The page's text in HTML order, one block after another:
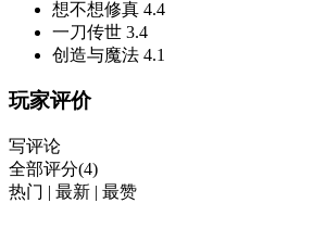
想不想修真 4.4
一刀传世 3.4
创造与魔法 4.1
玩家评价
写评论
全部评分(4)
热门 | 最新 | 最赞